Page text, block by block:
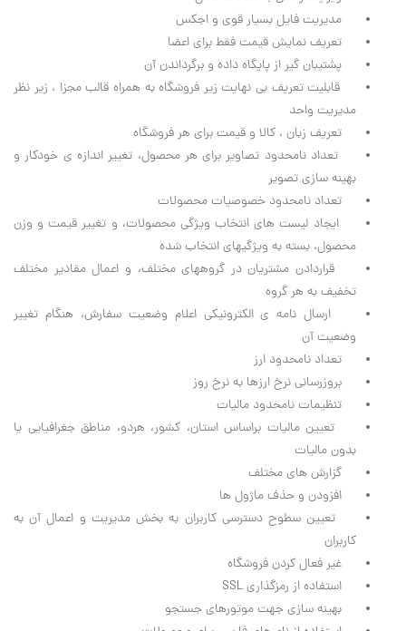
مدیریت فایل بسیار قوی و اجکس
تعریف نمایش قیمت فقط برای اعضا
پشتیبان گیر از پایگاه داده و برگرداندن آن
قابلیت تعریف بی نهایت زیر فروشگاه به همراه قالب مجزا ، زیر نظر
مدیریت واحد
تعریف زبان ، کالا و قیمت برای هر فروشگاه
تعداد نامحدود تصاویر برای هر محصول، تغییر اندازه ی خودکار و
بهینه سازی تصویر
تعداد نامحدود خصوصیات محصولات
ایجاد لیست های انتخاب ویژگی محصولات، و تغییر قیمت و وزن
محصول، بسته به ویژگیهای انتخاب شده
قراردادن مشتریان در گروههای مختلف، و اعمال مقادیر مختلف
تخفیف به هر گروه
ارسال نامه ی الکترونیکی اعلام وضعیت سفارش، هنگام تغییر
وضعیت آن
تعداد نامحدود ارز
بروزرسانی نرخ ارزها به نرخ روز
تنظیمات نامحدود مالیات
تعیین مالیات براساس استان، کشور، هردو، مناطق جغرافیایی یا
بدون مالیات
گزارش های مختلف
افزودن و حذف ماژول ها
تعیین سطوح دسترسی کاربران به بخش مدیریت و اعمال آن به
کاربران
غیر فعال کردن فروشگاه
استفاده از رمزگذاری SSL
بهینه سازی جهت موتورهای جستجو